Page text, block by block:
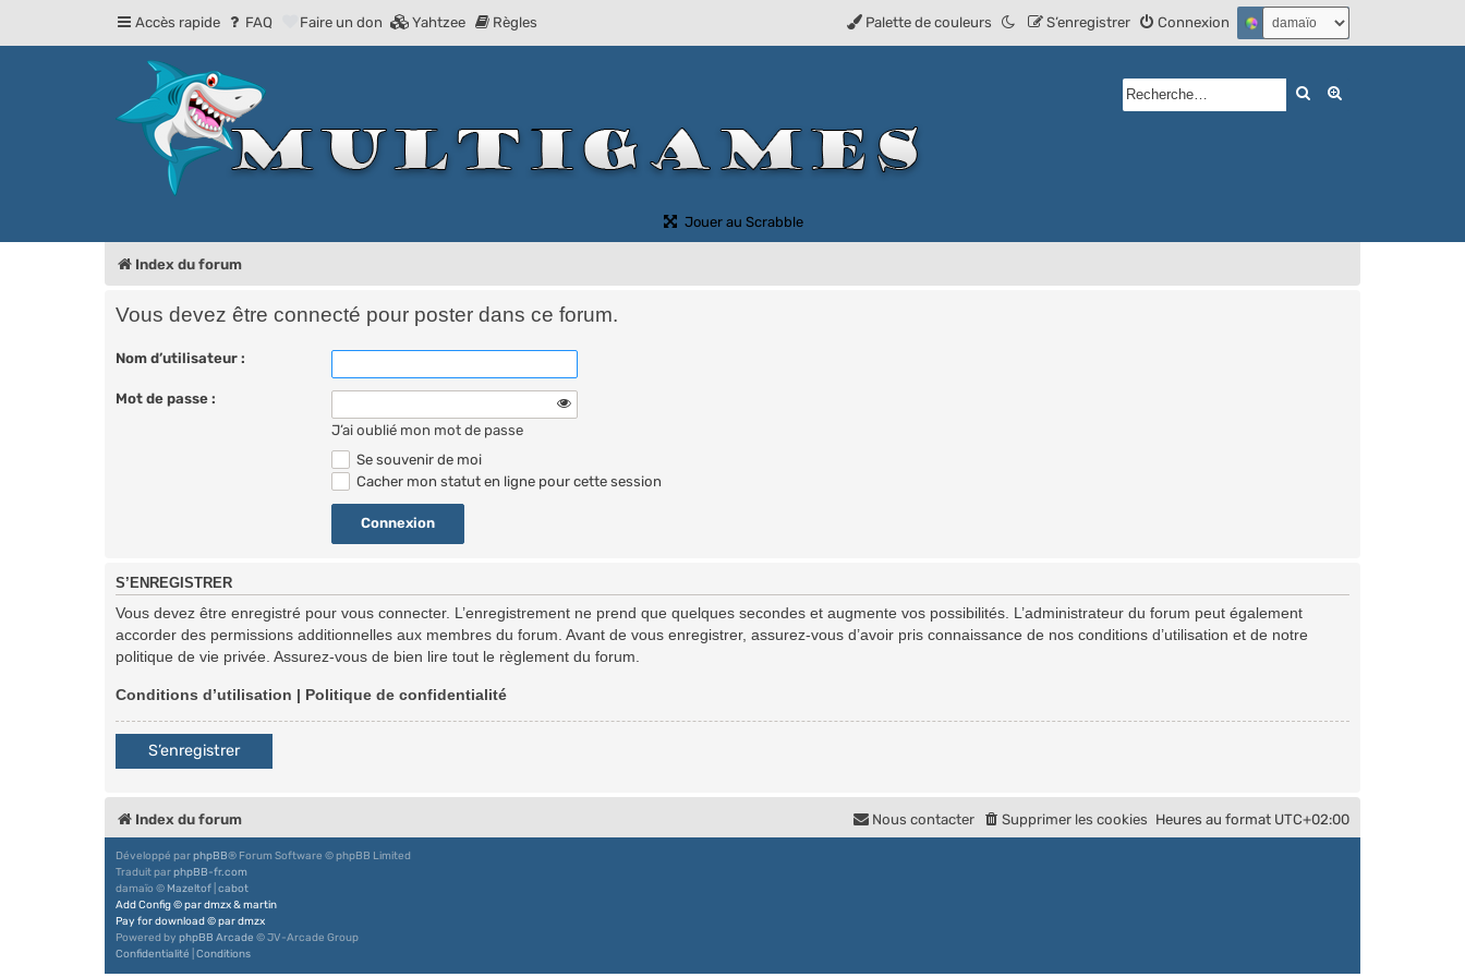
Accès rapide FAQ Faire un don Yahtzee Règles Connexion
S’enregistrer
Palette de couleurs
Rechercher
Jouer au Scrabble(Ouvre un nouvel onglet)
Index du forum
Vous devez être connecté pour poster dans ce forum.
Nom d’utilisateur :
Mot de passe :
J’ai oublié mon mot de passe
Se souvenir de moi
Cacher mon statut en ligne pour cette session
S’ENREGISTRER
Vous devez être enregistré pour vous connecter. L’enregistrement ne prend que quelques secondes et augmente vos possibilités. L’administrateur du forum peut également
accorder des permissions additionnelles aux membres du forum. Avant de vous enregistrer, assurez-vous d’avoir pris connaissance de nos conditions d’utilisation et de notre
politique de vie privée. Assurez-vous de bien lire tout le règlement du forum.
Conditions d’utilisation | Politique de confidentialité
S’enregistrer
Index du forum Heures au format UTC+02:00
Supprimer les cookies
Nous contacter
Développé parphpBB® Forum Software © phpBB Limited
Traduit parphpBB-fr.com
damaïo © Mazeltof cabot
Add Config©pardmzx&martin
Pay for download©pardmzx
Powered by phpBB Arcade © JV-Arcade Group
Confidentialité Conditions